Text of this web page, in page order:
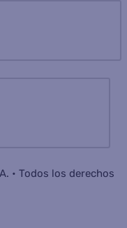
• Todos los derechos